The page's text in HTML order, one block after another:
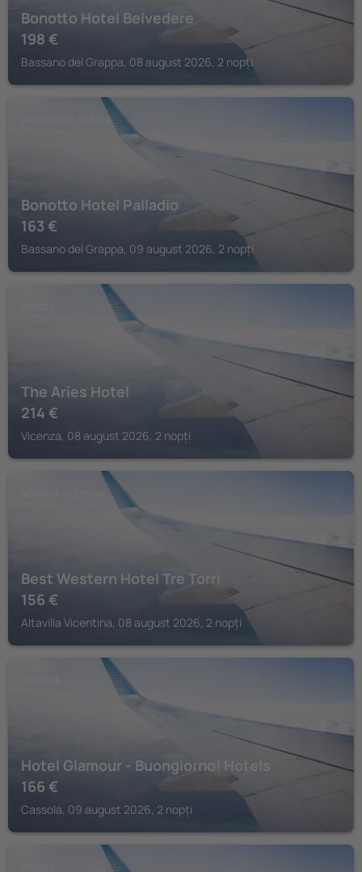
Bonotto Hotel Belvedere
198 €
Bassano del Grappa, 08 august 2026, 2 nopți
BASSANO DEL GRAPPA
Bonotto Hotel Palladio
163 €
Bassano del Grappa, 09 august 2026, 2 nopți
The Aries Hotel
214 €
Vicenza, 08 august 2026, 2 nopți
Best Western Hotel Tre Torri
156 €
Altavilla Vicentina, 08 august 2026, 2 nopți
Hotel Glamour - Buongiorno! Hotels
166 €
Cassola, 09 august 2026, 2 nopți